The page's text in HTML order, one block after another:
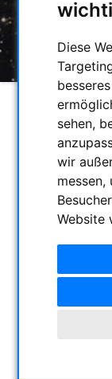
Diese
sehen,
wir
messen,
Website
HOME